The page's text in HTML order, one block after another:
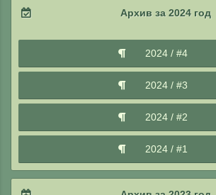
2025 / #3
2025 / #2
2025 / #1
Архив за 2024 год
2024 / #4
2024 / #3
2024 / #2
2024 / #1